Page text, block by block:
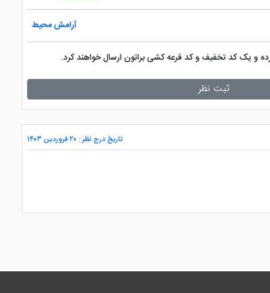
آرامش محیط
و یک کد تخفیف و کد قرعه کشی براتون ارسال خواهند کرد.
ثبت نظر
تاریخ درج نظر : ۲۰ فروردین ۱۴۰۳